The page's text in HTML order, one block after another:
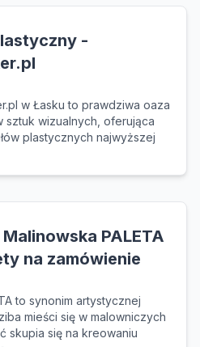
-
w Łasku to prawdziwa oaza
sztuk wizualnych, oferująca
plastycznych najwyższej
PALETA
na zamówienie
to synonim artystycznej
mieści się w malowniczych
skupia się na kreowaniu